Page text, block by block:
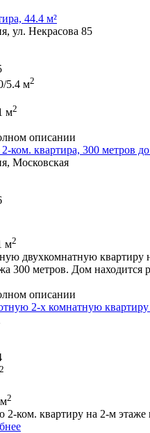
44.4 м²
ул. Некрасова 85
5.4 м2
м2
описании
ком. квартира, 300 метров
Московская
м2
двухкомнатную квартиру
300 метров. Дом находится
описании
2-х комнатную
2
2
ком. квартиру на 2-м этаже